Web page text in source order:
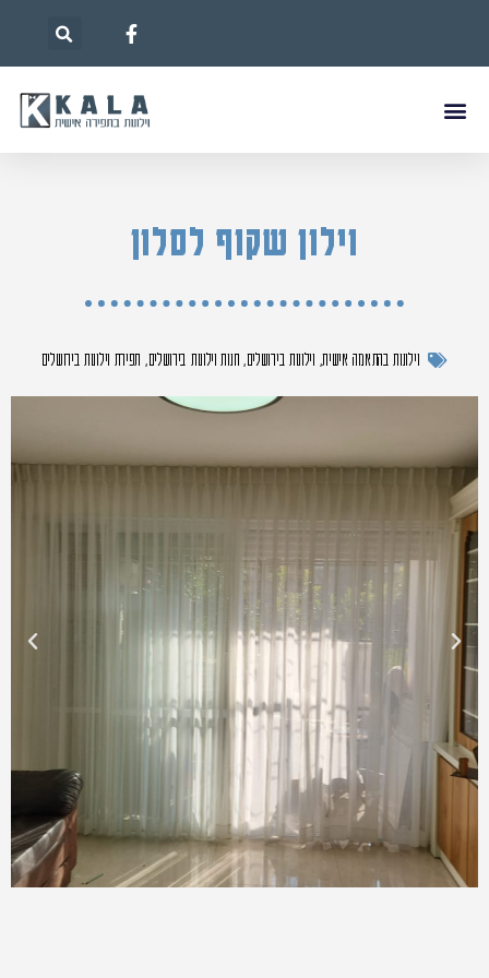
וילון שקוף לסלון
וילונות בהתאמה אישית, וילונות בירושלים, חנות וילונות בירושלים, תפירת וילונות בירושלים